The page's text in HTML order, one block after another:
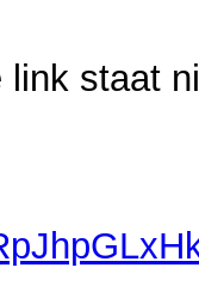
link staat